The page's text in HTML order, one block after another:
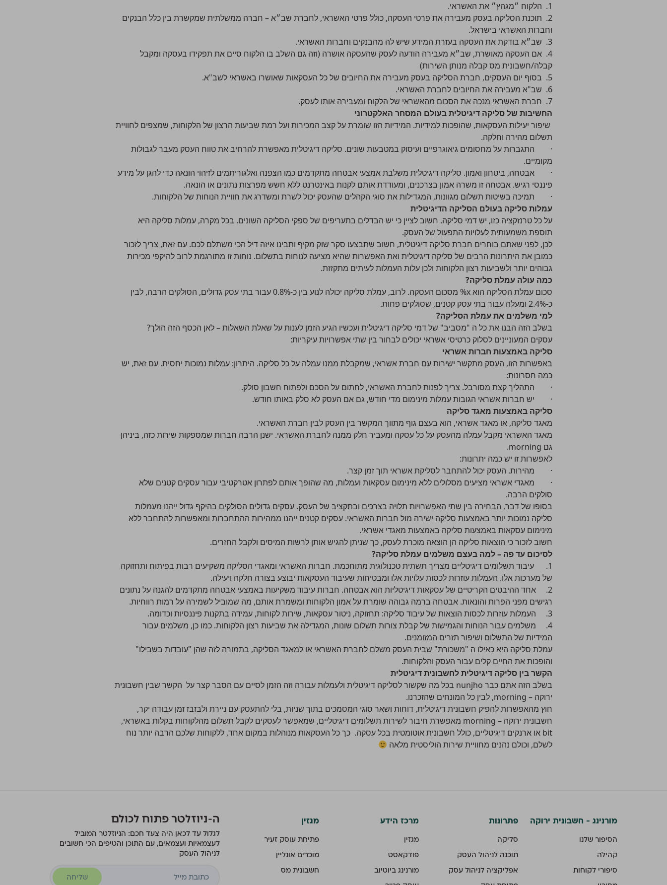
1. הלקוח ״מגהץ״ את האשראי.
2. תוכנת הסליקה בעסק מעבירה את פרטי העסקה, כולל פרטי האשראי, לחברת שב״א – חברה ממשלתית שמקשרת בין כלל הבנקים
וחברות האשראי בישראל.
3. שב״א בודקת את העסקה בעזרת המידע שיש לה מהבנקים וחברות האשראי.
4. אם העסקה מאושרת, שב״א מעבירה הודעה לעסק שהעסקה אושרה (וזה גם השלב בו הלקוח סיים את תפקידו בעסקה ומקבל
קבלה/חשבונית מס קבלה מנותן השירות)
5. בסוף יום העסקים, חברת הסליקה בעסק מעבירה את החיובים של כל העסקאות שאושרו באשראי לשב"א.
6. שב"א מעבירה את החיובים לחברת האשראי.
7. חברת האשראי מנכה את הסכום מהאשראי של הלקוח ומעבירה אותו לעסק.
החשיבות של סליקה דיגיטלית בעולם המסחר האלקטרוני
שיפור יעילות העסקאות, שהופכות למידיות. המידיות הזו שומרת על קצב המכירות ועל רמת שביעות הרצון של הלקוחות, שמצפים לחוויית
תשלום מהירה וחלקה.
· התגברות על מחסומים גיאוגרפיים ועיסוק במטבעות שונים. סליקה דיגיטלית מאפשרת להרחיב את טווח העסק מעבר לגבולות
מקומיים.
· אבטחה, ביטחון ואמון. סליקה דיגיטלית משלבת אמצעי אבטחה מתקדמים כמו הצפנה ואלגוריתמים לזיהוי הונאה כדי להגן על מידע
פיננסי רגיש. אבטחה זו משרה אמון בצרכנים, ומעודדת אותם לקנות באינטרנט ללא חשש מפרצות נתונים או הונאה.
· תמיכה בשיטות תשלום מגוונות, המגדילות את סוגי הקהלים שהעסק יכול לשרת ומשדרג את חוויית הנוחות של הלקוחות.
עמלות סליקה בעולם הסליקה הדיגיטלית
על כל טרנזקציה כזו, יש דמי סליקה. חשוב לציין כי יש הבדלים בתעריפים של ספקי הסליקה השונים. בכל מקרה, עמלות סליקה היא
תוספת משמעותית לעלויות התפעול של העסק.
לכן, לפני שאתם בוחרים חברת סליקה דיגיטלית, חשוב שתבצעו סקר שוק מקיף ותבינו איזה דיל הכי משתלם לכם. עם זאת, צריך לזכור
כמובן את היתרונות הרבים של סליקה דיגיטלית ואת האפשרות שהיא מציעה לנוחות בתשלום. נוחות זו מתורגמת לרוב להיקפי מכירות
גבוהים יותר ולשביעות רצון הלקוחות ולכן עלות העמלות לעיתים מתקזזת.
כמה עולה עמלת סליקה?
סכום עמלת הסליקה הוא x% מסכום העסקה. לרוב, עמלת סליקה יכולה לנוע בין כ-0.8% עבור בתי עסק גדולים, הסולקים הרבה, לבין
כ-2.4% ומעלה עבור בתי עסק קטנים, שסולקים פחות.
למי משלמים את עמלת הסליקה?
בשלב הזה הבנו את כל ה "מסביב" של דמי סליקה דיגיטלית ועכשיו הגיע הזמן לענות על שאלת השאלות – לאן הכסף הזה הולך?
עסקים המעוניינים לסלוק כרטיסי אשראי יכולים לבחור בין שתי אפשרויות עיקריות:
סליקה באמצעות חברות אשראי
באפשרות הזו, העסק מתקשר ישירות עם חברת אשראי, שמקבלת ממנו עמלה על כל סליקה. היתרון: עמלות נמוכות יחסית. עם זאת, יש
כמה חסרונות:
· התהליך קצת מסורבל. צריך לפנות לחברת האשראי, לחתום על הסכם ולפתוח חשבון סולק.
· יש חברות אשראי הגובות עמלות מינימום מדי חודש, גם אם העסק לא סלק באותו חודש.
סליקה באמצעות מאגד סליקה
מאגד סליקה, או מאגד אשראי, הוא בעצם גוף מתווך המקשר בין העסק לבין חברת האשראי.
מאגד האשראי מקבל עמלה מהעסק על כל עסקה ומעביר חלק ממנה לחברת האשראי. ישנן הרבה חברות שמספקות שירות כזה, ביניהן
גם morning.
לאפשרות זו יש כמה יתרונות:
· מהירות. העסק יכול להתחבר לסליקת אשראי תוך זמן קצר.
· מאגדי אשראי מציעים מסלולים ללא מינימום עסקאות ועמלות, מה שהופך אותם לפתרון אטרקטיבי עבור עסקים קטנים שלא
סולקים הרבה.
בסופו של דבר, הבחירה בין שתי האפשרויות תלויה בצרכים ובתקציב של העסק. עסקים גדולים הסולקים בהיקף גדול ייהנו מעמלות
סליקה נמוכות יותר באמצעות סליקה ישירה מול חברות האשראי. עסקים קטנים ייהנו ממהירות ההתחברות ומאפשרות להתחבר ללא
מינימום עסקאות באמצעות סליקה באמצעות מאגדי אשראי.
חשוב לזכור כי הוצאות סליקה הן הוצאה מוכרת לעסק, כך שניתן להגיש אותן לרשות המיסים ולקבל החזרים.
לסיכום עד פה – למה בעצם משלמים עמלת סליקה?
1. עיבוד תשלומים דיגיטליים מצריך תשתית טכנולוגית מתוחכמת. חברות האשראי ומאגדי הסליקה משקיעים רבות בפיתוח ותחזוקה
של מערכות אלו. העמלות עוזרות לכסות עלויות אלו ומבטיחות שעיבוד העסקאות יבוצע בצורה חלקה ויעילה.
2. אחד ההיבטים הקריטיים של עסקאות דיגיטליות הוא אבטחה. חברות עיבוד משקיעות באמצעי אבטחה מתקדמים להגנה על נתונים
רגישים מפני הפרות והונאות. אבטחה ברמה גבוהה שומרת על אמון הלקוחות ומשמרת אותם, מה שמוביל לשמירה על רמות רווחיות.
3. העמלות עוזרות לכסות הוצאות של עיבוד סליקה: תחזוקה, ניטור עסקאות, שירות לקוחות, עמידה בתקנות פיננסיות וכדומה.
4. משלמים עבור הנוחות והגמישות של קבלת צורות תשלום שונות, המגדילה את שביעות רצון הלקוחות. כמו כן, משלמים עבור
המידיות של התשלום ושיפור תזרים המזומנים.
עמלת סליקה היא כאילו ה "משכורת" שבית העסק משלם לחברת האשראי או למאגד הסליקה, בתמורה לזה שהן "עובדות בשבילו"
והופכות את החיים קלים עבור העסק והלקוחות.
הקשר בין סליקה דיגיטלית לחשבונית דיגיטלית
בשלב הזה אתם כבר nunjho בכל מה שקשור לסליקה דיגיטלית ולעמלות עבורה וזה הזמן לסיים עם הסבר קצר על הקשר שבין חשבונית
ירוקה – morning, לבין כל המונחים שהזכרנו.
חוץ מהאפשרות להפיק חשבונית דיגיטלית, דוחות ושאר סוגי המסמכים בתוך שניות, בלי להתעסק עם ניירת ולבזבז זמן עבודה יקר,
חשבונית ירוקה – morning מאפשרת חיבור לשירות תשלומים דיגיטליים, שמאפשר לעסקים לקבל תשלום מהלקוחות בקלות באשראי,
bit או ארנקים דיגיטליים, כולל חשבונית אוטומטית בכל עסקה. כך כל העסקאות מנוהלות במקום אחד, ללקוחות שלכם הרבה יותר נוח
לשלם, וכולם נהנים מחוויית שירות הוליסטית מלאה
מורנינג - חשבונית ירוקה
הסיפור שלנו
קהילה
סיפורי לקוחות
פתרונות
סליקה
תוכנה לניהול העסק
אפליקציה לניהול עסק
מרכז הידע
מגזין
פודקאסט
מורנינג ביוטיוב
מגזין
פתיחת עוסק זעיר
מוכרים אונליין
חשבונית מס
ה-ניוזלטר פתוח לכולם
לגלול עד לכאן היה צעד חכם: הניוזלטר המוביל
לעצמאיות ועצמאים, עם התוכן והטיפים הכי חשובים
לניהול העסק
שליחה